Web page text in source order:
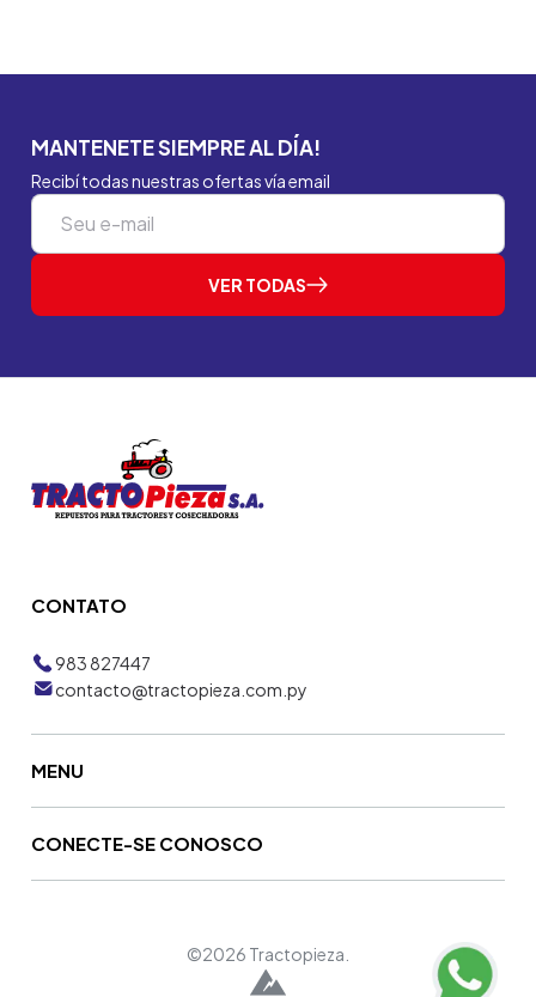
MANTENETE SIEMPRE AL DÍA!
Recibí todas nuestras ofertas vía email
VER TODAS
CONTATO
983 827447
contacto@tractopieza.com.py
MENU
CONECTE-SE CONOSCO
©2026 Tractopieza.